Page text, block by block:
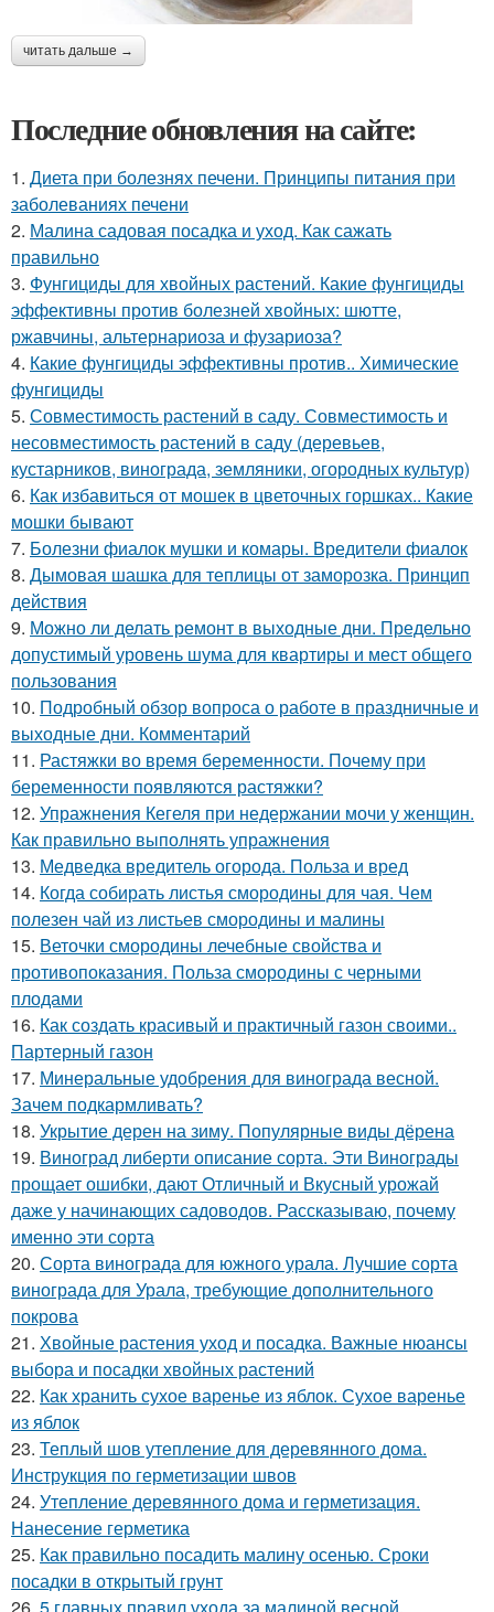
читать дальше →
Последние обновления на сайте:
1. Диета при болезнях печени. Принципы питания при
заболеваниях печени
2. Малина садовая посадка и уход. Как сажать
правильно
3. Фунгициды для хвойных растений. Какие фунгициды
эффективны против болезней хвойных: шютте,
ржавчины, альтернариоза и фузариоза?
4. Какие фунгициды эффективны против.. Химические
фунгициды
5. Совместимость растений в саду. Совместимость и
несовместимость растений в саду (деревьев,
кустарников, винограда, земляники, огородных культур)
6. Как избавиться от мошек в цветочных горшках.. Какие
мошки бывают
7. Болезни фиалок мушки и комары. Вредители фиалок
8. Дымовая шашка для теплицы от заморозка. Принцип
действия
9. Можно ли делать ремонт в выходные дни. Предельно
допустимый уровень шума для квартиры и мест общего
пользования
10. Подробный обзор вопроса о работе в праздничные и
выходные дни. Комментарий
11. Растяжки во время беременности. Почему при
беременности появляются растяжки?
12. Упражнения Кегеля при недержании мочи у женщин.
Как правильно выполнять упражнения
13. Медведка вредитель огорода. Польза и вред
14. Когда собирать листья смородины для чая. Чем
полезен чай из листьев смородины и малины
15. Веточки смородины лечебные свойства и
противопоказания. Польза смородины с черными
плодами
16. Как создать красивый и практичный газон своими..
Партерный газон
17. Минеральные удобрения для винограда весной.
Зачем подкармливать?
18. Укрытие дерен на зиму. Популярные виды дёрена
19. Виноград либерти описание сорта. Эти Винограды
прощает ошибки, дают Отличный и Вкусный урожай
даже у начинающих садоводов. Рассказываю, почему
именно эти сорта
20. Сорта винограда для южного урала. Лучшие сорта
винограда для Урала, требующие дополнительного
покрова
21. Хвойные растения уход и посадка. Важные нюансы
выбора и посадки хвойных растений
22. Как хранить сухое варенье из яблок. Сухое варенье
из яблок
23. Теплый шов утепление для деревянного дома.
Инструкция по герметизации швов
24. Утепление деревянного дома и герметизация.
Нанесение герметика
25. Как правильно посадить малину осенью. Сроки
посадки в открытый грунт
26. 5 главных правил ухода за малиной весной.